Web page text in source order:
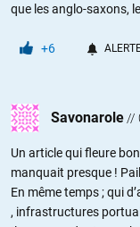
que les anglo-saxons,
+6
Savonarole //
Un article qui fleure
manquait presque !
En même temps ; qui
, infrastructures